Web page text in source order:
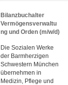
Bilanzbuchalter
Vermögensverwaltu
ng und Orden (m/w/d)
Die Sozialen Werke
der Barmherzigen
Schwestern München
übernehmen in
Medizin, Pflege und